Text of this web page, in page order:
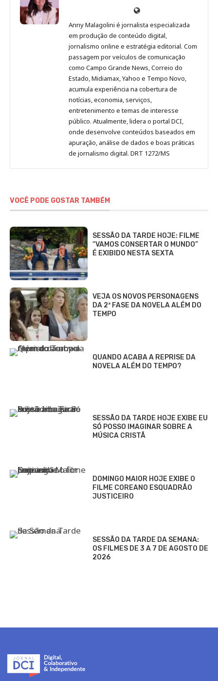
Malagolini
no
Pinterest
Malagolini
no
LinkedIn
Malagolini
no
Instagram
Anny
Malagolini
no
Facebook
Site
de
Anny
Malagolini
Anny Malagolini é jornalista especializada
em produção de conteúdo digital,
jornalismo online e estratégia editorial. Com
passagem por veículos de comunicação
como Campo Grande News, Correio do
Estado, Midiamax, Yahoo e Tempo Novo,
acumula experiência na cobertura de
notícias, economia, serviços,
entretenimento e temas de interesse
público. Atualmente, lidera o portal DCI,
onde desenvolve conteúdos baseados em
apuração, análise de dados e boas práticas
de jornalismo digital. DRT 1272/MS
VOCÊ PODE GOSTAR TAMBÉM
SESSÃO DA TARDE HOJE: FILME
“VAMOS CONSERTAR O MUNDO”
É EXIBIDO NESTA SEXTA
VEJA OS NOVOS PERSONAGENS
DA 2ª FASE DA NOVELA ALÉM DO
TEMPO
QUANDO ACABA A REPRISE DA
NOVELA ALÉM DO TEMPO?
SESSÃO DA TARDE HOJE EXIBE EU
SÓ POSSO IMAGINAR SOBRE A
MÚSICA CRISTÃ
DOMINGO MAIOR HOJE EXIBE O
FILME COREANO ESQUADRÃO
JUSTICEIRO
SESSÃO DA TARDE DA SEMANA:
OS FILMES DE 3 A 7 DE AGOSTO DE
2026